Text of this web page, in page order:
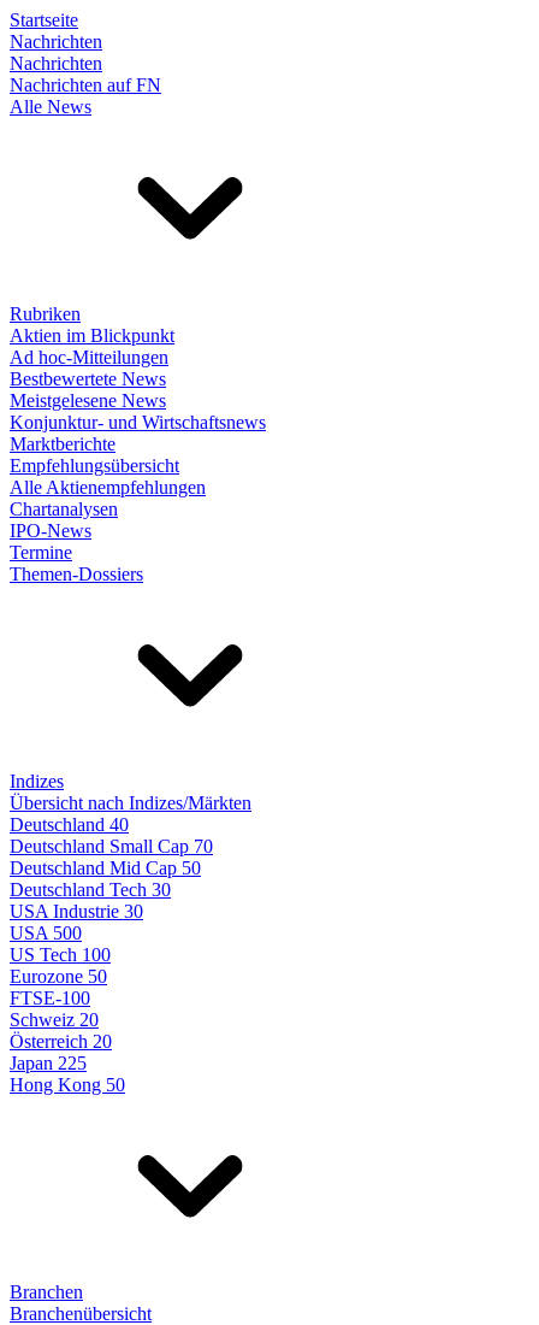
Startseite
Nachrichten
Nachrichten
Nachrichten auf FN
Alle News
Rubriken
Aktien im Blickpunkt
Ad hoc-Mitteilungen
Bestbewertete News
Meistgelesene News
Konjunktur- und Wirtschaftsnews
Marktberichte
Empfehlungsübersicht
Alle Aktienempfehlungen
Chartanalysen
IPO-News
Termine
Themen-Dossiers
Indizes
Übersicht nach Indizes/Märkten
Deutschland 40
Deutschland Small Cap 70
Deutschland Mid Cap 50
Deutschland Tech 30
USA Industrie 30
USA 500
US Tech 100
Eurozone 50
FTSE-100
Schweiz 20
Österreich 20
Japan 225
Hong Kong 50
Branchen
Branchenübersicht